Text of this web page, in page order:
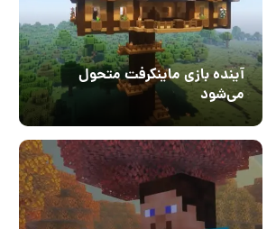
آینده بازی ماینکرفت متحول
می‌شود